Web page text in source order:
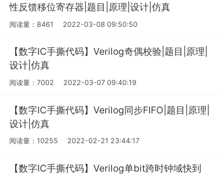
性反馈移位寄存器|题目|原理|设计|仿真
阅读量：8461 2022-03-08 09:50:50
【数字IC手撕代码】Verilog奇偶校验|题目|原理|
设计|仿真
阅读量：7002 2022-03-07 09:40:19
【数字IC手撕代码】Verilog同步FIFO|题目|原理|
设计|仿真
阅读量：10255 2022-02-21 23:44:17
【数字IC手撕代码】Verilog单bit跨时钟域快到